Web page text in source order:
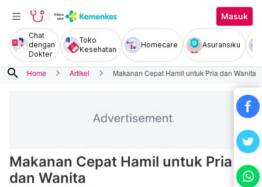
Masuk
Chat
dengan
Dokter
Toko
Kesehatan
Homecare Asuransiku
search Home Artikel Makanan Cepat Hamil untuk Pria dan Wanita
Makanan Cepat Hamil untuk Pria
dan Wanita